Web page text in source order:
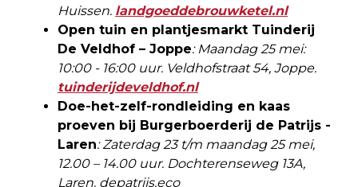
Huissen. landgoeddebrouwketel.nl
Open tuin en plantjesmarkt Tuinderij
De Veldhof – Joppe: Maandag 25 mei:
10:00 - 16:00 uur. Veldhofstraat 54, Joppe.
tuinderijdeveldhof.nl
Doe-het-zelf-rondleiding en kaas
proeven bij Burgerboerderij de Patrijs -
Laren: Zaterdag 23 t/m maandag 25 mei,
12.00 – 14.00 uur. Dochterenseweg 13A,
Laren. depatrijs.eco